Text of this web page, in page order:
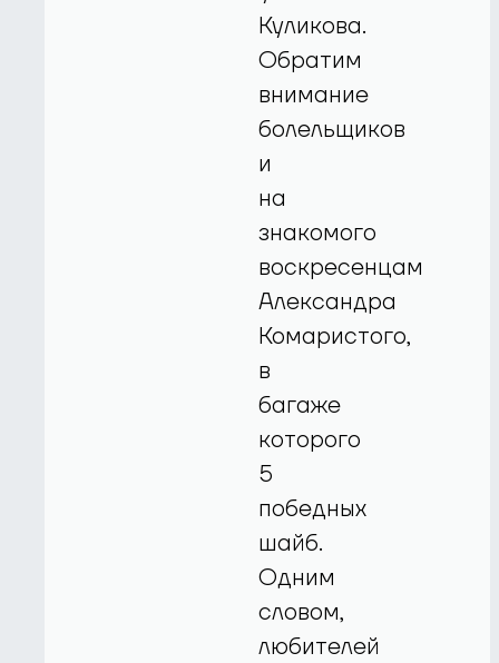
Куликова.
Обратим
внимание
болельщиков
и
на
знакомого
воскресенцам
Александра
Комаристого,
в
багаже
которого
5
победных
шайб.
Одним
словом,
любителей